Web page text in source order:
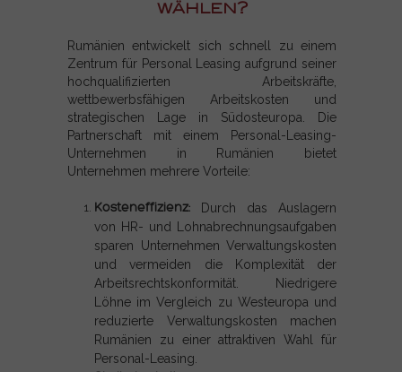
wählen?
Rumänien entwickelt sich schnell zu einem
Zentrum für Personal Leasing aufgrund seiner
hochqualifizierten Arbeitskräfte,
wettbewerbsfähigen Arbeitskosten und
strategischen Lage in Südosteuropa. Die
Partnerschaft mit einem Personal-Leasing-
Unternehmen in Rumänien bietet
Unternehmen mehrere Vorteile:
Kosteneffizienz:
Durch das Auslagern
von HR- und Lohnabrechnungsaufgaben
sparen Unternehmen Verwaltungskosten
und vermeiden die Komplexität der
Arbeitsrechtskonformität. Niedrigere
Löhne im Vergleich zu Westeuropa und
reduzierte Verwaltungskosten machen
Rumänien zu einer attraktiven Wahl für
Personal-Leasing.